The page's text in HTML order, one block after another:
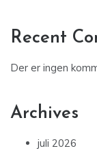
Recent
Der er ingen
Archives
juli 2026